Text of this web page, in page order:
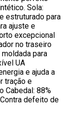
Sola:
estruturado para
ajuste e
excepcional
no traseiro
para
UA
e ajuda a
tração e
Cabedal: 88%
defeito de